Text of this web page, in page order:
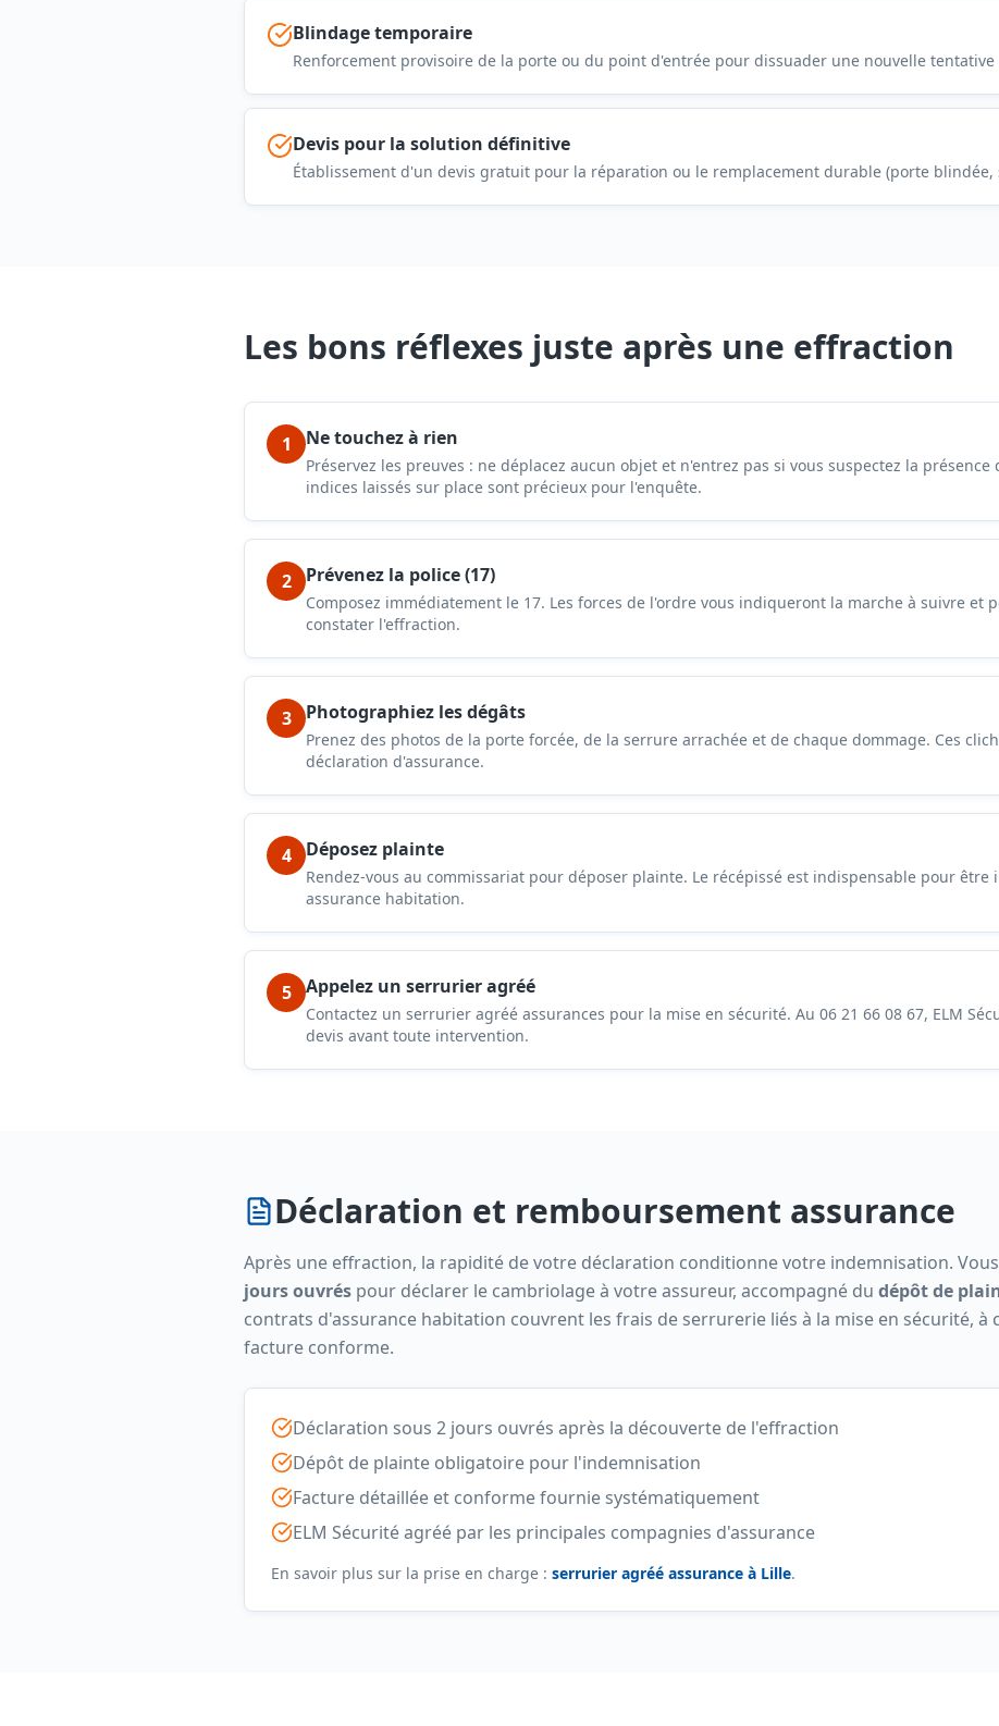
Blindage temporaire
Renforcement provisoire de la porte ou du point d'entrée pour dissuader une nouvelle
Devis pour la solution définitive
Établissement d'un devis gratuit pour la réparation ou le remplacement durable (porte blindée,
Les bons réflexes juste après une effraction
1 Ne touchez à rien
Préservez les preuves : ne déplacez aucun objet et n'entrez pas si vous suspectez la présence
indices laissés sur place sont précieux pour l'enquête.
2 Prévenez la police (17)
Composez immédiatement le 17. Les forces de l'ordre vous indiqueront la marche à suivre et
constater l'effraction.
3 Photographiez les dégâts
Prenez des photos de la porte forcée, de la serrure arrachée et de chaque dommage. Ces
déclaration d'assurance.
4 Déposez plainte
Rendez-vous au commissariat pour déposer plainte. Le récépissé est indispensable pour être
assurance habitation.
5 Appelez un serrurier agréé
Contactez un serrurier agréé assurances pour la mise en sécurité. Au 06 21 66 08 67, ELM
devis avant toute intervention.
Déclaration et remboursement assurance
Après une effraction, la rapidité de votre déclaration conditionne votre indemnisation.
jours ouvrés pour déclarer le cambriolage à votre assureur, accompagné du dépôt de
contrats d'assurance habitation couvrent les frais de serrurerie liés à la mise en sécurité,
facture conforme.
Déclaration sous 2 jours ouvrés après la découverte de l'effraction
Dépôt de plainte obligatoire pour l'indemnisation
Facture détaillée et conforme fournie systématiquement
ELM Sécurité agréé par les principales compagnies d'assurance
En savoir plus sur la prise en charge : serrurier agréé assurance à Lille.